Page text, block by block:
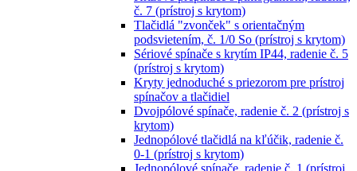
č. 7 (prístroj s krytom)
Tlačidlá "zvonček" s orientačným
podsvietením, č. 1/0 So (prístroj s krytom)
Sériové spínače s krytím IP44, radenie č. 5
(prístroj s krytom)
Kryty jednoduché s priezorom pre prístroj
spínačov a tlačidiel
Dvojpólové spínače, radenie č. 2 (prístroj s
krytom)
Jednopólové tlačidlá na kľúčik, radenie č.
0-1 (prístroj s krytom)
Jednopólové spínače, radenie č. 1 (prístroj